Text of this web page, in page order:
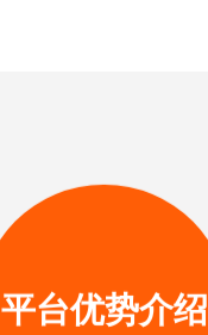
平台优势介绍